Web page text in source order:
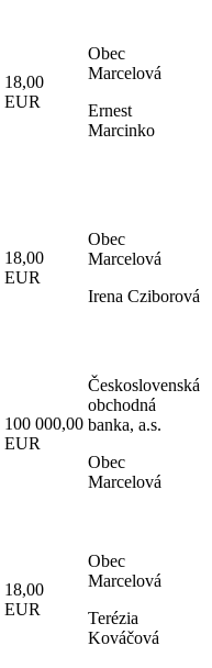
18,00
EUR
Obec
Marcelová
Ernest
Marcinko
18,00
EUR
Obec
Marcelová
Irena Cziborová
100 000,00
EUR
Československá
obchodná
banka, a.s.
Obec
Marcelová
18,00
EUR
Obec
Marcelová
Terézia
Kováčová